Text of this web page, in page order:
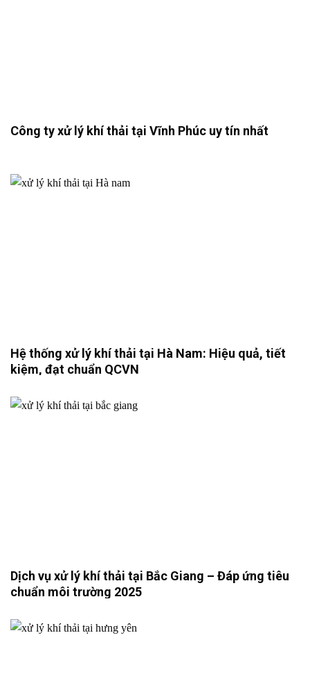
Công ty xử lý khí thải tại Vĩnh Phúc uy tín nhất
Hệ thống xử lý khí thải tại Hà Nam: Hiệu quả, tiết
kiệm, đạt chuẩn QCVN
Dịch vụ xử lý khí thải tại Bắc Giang – Đáp ứng tiêu
chuẩn môi trường 2025